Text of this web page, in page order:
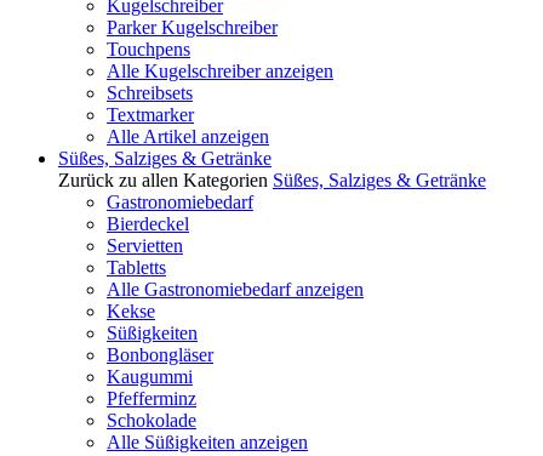
Kugelschreiber
Parker Kugelschreiber
Touchpens
Alle Kugelschreiber anzeigen
Schreibsets
Textmarker
Alle Artikel anzeigen
Süßes, Salziges & Getränke
Zurück zu allen Kategorien Süßes, Salziges & Getränke
Gastronomiebedarf
Bierdeckel
Servietten
Tabletts
Alle Gastronomiebedarf anzeigen
Kekse
Süßigkeiten
Bonbongläser
Kaugummi
Pfefferminz
Schokolade
Alle Süßigkeiten anzeigen